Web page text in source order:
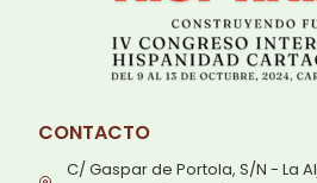
CONTACTO
C/ Gaspar de Portola, S/N - La